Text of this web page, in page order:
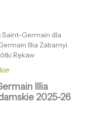
Saint-Germain dla
Illia Zabarnyi
Rękaw
Illia
2025-26